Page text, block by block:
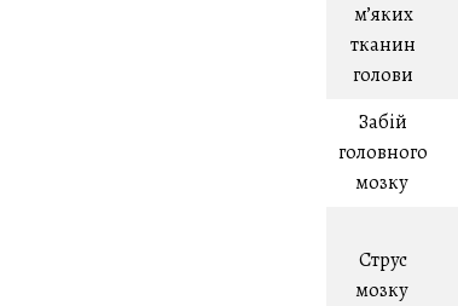
м’яких
тканин
голови
Забій
головного
мозку
Струс
мозку